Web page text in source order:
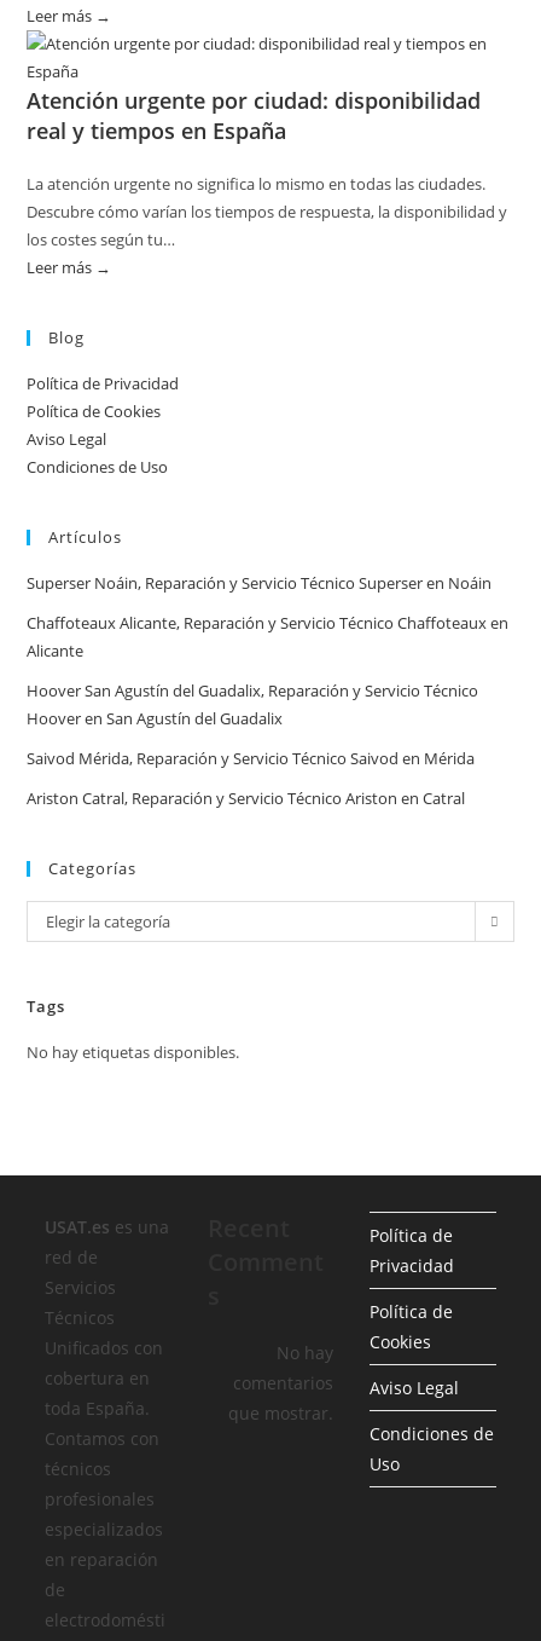
Leer más →
Disponibilidad
temporada
en
de
calderas:
Atención urgente por ciudad: disponibilidad
real y tiempos en España
La atención urgente no significa lo mismo en todas las ciudades.
Descubre cómo varían los tiempos de respuesta, la disponibilidad y
los costes según tu…
Leer más →
ciudad:
disponibilidad
y
en
Blog
Política de Privacidad
Política de Cookies
Aviso Legal
Condiciones de Uso
Artículos
Superser Noáin, Reparación y Servicio Técnico Superser en Noáin
Chaffoteaux Alicante, Reparación y Servicio Técnico Chaffoteaux en
Alicante
Hoover San Agustín del Guadalix, Reparación y Servicio Técnico
Hoover en San Agustín del Guadalix
Saivod Mérida, Reparación y Servicio Técnico Saivod en Mérida
Ariston Catral, Reparación y Servicio Técnico Ariston en Catral
Categorías
Categorías
Elegir la categoría
Tags
No hay etiquetas disponibles.
USAT.es es una
red de
Servicios
Técnicos
Unificados con
cobertura en
toda España.
Contamos con
técnicos
profesionales
especializados
en reparación
de
electrodomésti
No hay
comentarios
que mostrar.
Política de
Privacidad
Política de
Cookies
Aviso Legal
Condiciones de
Uso